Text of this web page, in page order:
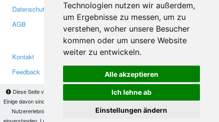
Technologien nutzen wir außerdem,
um Ergebnisse zu messen, um zu
verstehen, woher unsere Besucher
kommen oder um unsere Website
weiter zu entwickeln.
Alle akzeptieren
Ich lehne ab
Einstellungen ändern
Diese Seite verwendet Cookies, um Informationen auf Ihrem Computer zu speichern.
Einige davon sind notwendig, damit unsere Seite funktioniert, andere helfen uns dabei, das
Nutzererlebnis zu verbessern. Mit der Nutzung dieser Seite erklären Sie sich damit
Datenschutzerklärung
AGB
Investoren
Medien
Kontakt
Feedback
Facebook
Twitter
YouTube
Google+